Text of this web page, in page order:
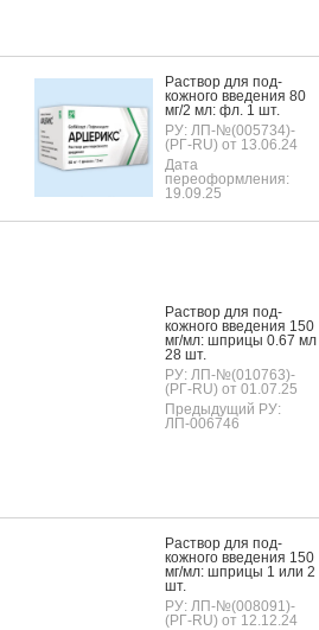
Рас­твор для под­
кожно­го вве­дения 80
мг/2 мл: фл. 1 шт.
РУ: ЛП-№(005734)-
(РГ-RU) от 13.06.24
Дата
переоформления:
19.09.25
Рас­твор для под­
кожно­го вве­дения 150
мг/мл: шпри­цы 0.67 мл
28 шт.
РУ: ЛП-№(010763)-
(РГ-RU) от 01.07.25
Предыдущий РУ:
ЛП-006746
Рас­твор для под­
кожно­го вве­дения 150
мг/мл: шпри­цы 1 или 2
шт.
РУ: ЛП-№(008091)-
(РГ-RU) от 12.12.24